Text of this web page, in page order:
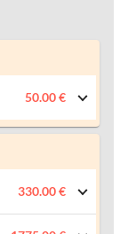
50.00 €
330.00 €